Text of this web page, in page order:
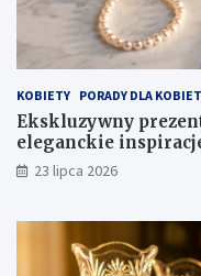
KOBIETY PORADY DLA KOBIET
Ekskluzywny
eleganckie
23 lipca 2026